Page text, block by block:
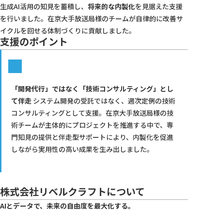
生成AI活用の知見を蓄積し、 将来的な内製化を見据えた支援
を行いました。在京大手放送局様のチームが自律的に改善サ
イクルを回せる体制づくりに貢献しました。
支援のポイント
「開発代行」ではなく「技術コンサルティング」とし
て伴走 システム開発の受託ではなく、週次定例の技術
コンサルティングとして支援。在京大手放送局様の技
術チームが主体的にプロジェクトを推進する中で、専
門知見の提供と伴走型サポートにより、内製化を促進
しながら実用性の高い成果を生み出しました。
株式会社リベルクラフトについて
AIとデータで、未来の自由度を最大化する。